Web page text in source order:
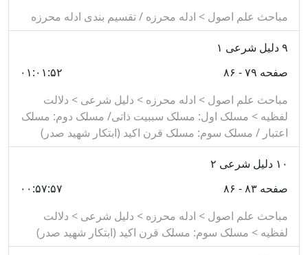
کتاب «دروس في علم الأصول (خلاصة الحلقة الاولى)
» تالیف محمد حسين اشكنانى(موجود در نرم افزار
اصول فقه مرکز تحقیقات کامپیوتری علوم اسلامی
نور)
مباحث علم اصول > ادله محرزه / تقسیم بندی ادله محرزه
۹دلیل شرعی ۱
صفحه ۷۹ - ۸۶
۰۱:۰۱:۵۲
مباحث علم اصول > ادله محرزه > دلیل شرعی > دلالت
لفظیه > مسلک اول: مسلک سببیت ذاتی/ مسلک دوم: مسلک
اعتبار / مسلک سوم: مسلک قرن اکید (ابتکار شهید صدر)
۱۰ دلیل شرعی ۲
صفحه ۸۳ - ۸۶
۰۰:۵۷:۵۷
مباحث علم اصول > ادله محرزه > دلیل شرعی > دلالت
لفظیه > مسلک سوم: مسلک قرن اکید (ابتکار شهید صدر)